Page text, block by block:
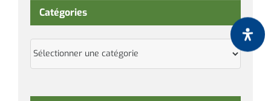
Catégories
Catégories